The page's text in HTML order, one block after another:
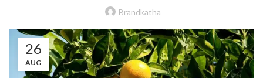
Brandkatha
26
AUG